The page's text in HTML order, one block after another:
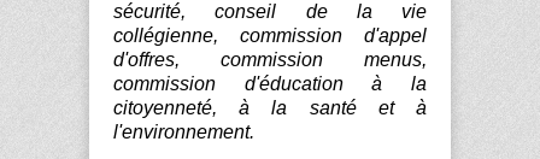
sécurité, conseil de la vie
collégienne, commission d'appel
d'offres, commission menus,
commission d'éducation à la
citoyenneté, à la santé et à
l'environnement.